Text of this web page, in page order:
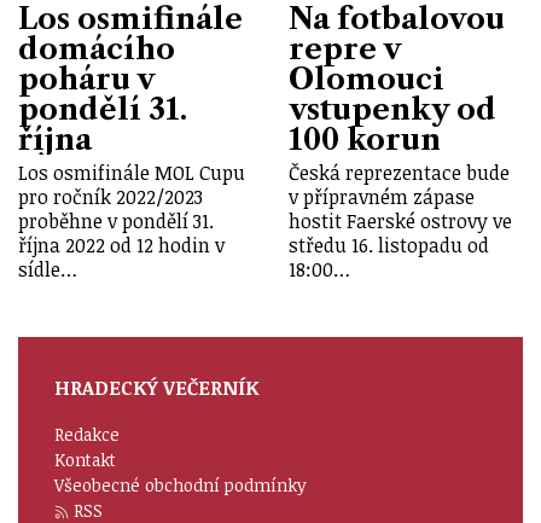
Los osmifinále
domácího
poháru v
pondělí 31.
října
Los osmifinále MOL Cupu
pro ročník 2022/2023
proběhne v pondělí 31.
října 2022 od 12 hodin v
sídle…
Na fotbalovou
repre v
Olomouci
vstupenky od
100 korun
Česká reprezentace bude
v přípravném zápase
hostit Faerské ostrovy ve
středu 16. listopadu od
18:00…
HRADECKÝ VEČERNÍK
Redakce
Kontakt
Všeobecné obchodní podmínky
RSS